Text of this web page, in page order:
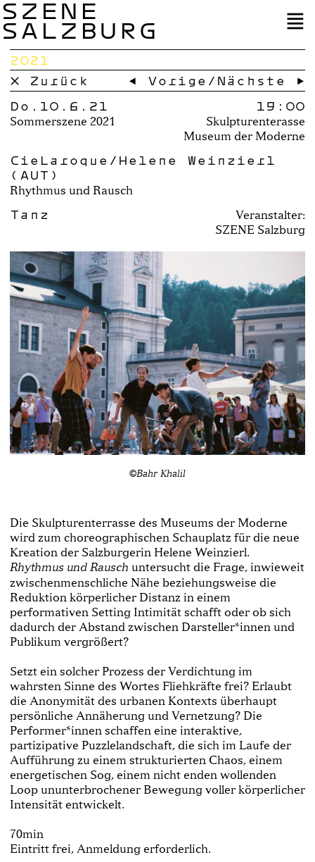
SZENE
SALZBURG
2021
× Zurück
← Vorige / Nächste →
Do.10.6.21
Sommerszene 2021
19:00
Skulpturenterasse
Museum der Moderne
CieLaroque/Helene Weinzierl
(AUT)
Rhythmus und Rausch
Tanz
Veranstalter:
SZENE Salzburg
©Bahr Khalil
Die Skulpturenterrasse des Museums der Moderne
wird zum choreographischen Schauplatz für die neue
Kreation der Salzburgerin Helene Weinzierl.
Rhythmus und Rausch untersucht die Frage, inwieweit
zwischenmenschliche Nähe beziehungsweise die
Reduktion körperlicher Distanz in einem
performativen Setting Intimität schafft oder ob sich
dadurch der Abstand zwischen Darsteller*innen und
Publikum vergrößert?
Setzt ein solcher Prozess der Verdichtung im
wahrsten Sinne des Wortes Fliehkräfte frei? Erlaubt
die Anonymität des urbanen Kontexts überhaupt
persönliche Annäherung und Vernetzung? Die
Performer*innen schaffen eine interaktive,
partizipative Puzzlelandschaft, die sich im Laufe der
Aufführung zu einem strukturierten Chaos, einem
energetischen Sog, einem nicht enden wollenden
Loop ununterbrochener Bewegung voller körperlicher
Intensität entwickelt.
70min
Eintritt frei, Anmeldung erforderlich.